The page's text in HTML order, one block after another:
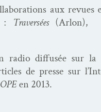
aux revues
: Tra­ver­sées(Arlon),
radio dif­fusée sur
de presse sur
en 2013.